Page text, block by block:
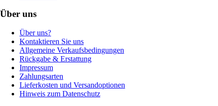
Über uns
Über uns?
Kontaktieren Sie uns
Allgemeine Verkaufsbedingungen
Rückgabe & Erstattung
Impressum
Zahlungsarten
Lieferkosten und Versandoptionen
Hinweis zum Datenschutz